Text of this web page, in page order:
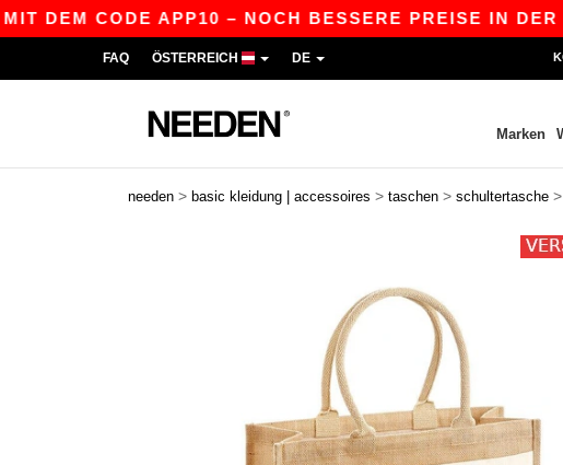
CODE APP10 – NOCH BESSERE PREISE IN DER
FAQ ÖSTERREICH DE
Marken
needen > basic kleidung | accessoires > taschen > schultertasche >